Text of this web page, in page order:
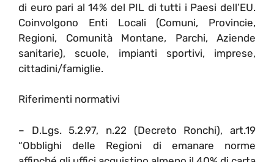
di euro pari al 14% del PIL di tutti i Paesi dell’EU.
Coinvolgono Enti Locali (Comuni, Provincie,
Regioni, Comunità Montane, Parchi, Aziende
sanitarie), scuole, impianti sportivi, imprese,
cittadini/famiglie.
Riferimenti normativi
– D.Lgs. 5.2.97, n.22 (Decreto Ronchi), art.19
“Obblighi delle Regioni di emanare norme